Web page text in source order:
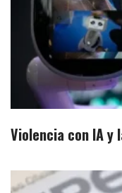
Violencia con IA y